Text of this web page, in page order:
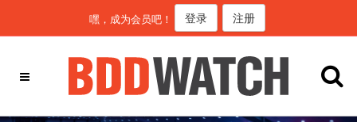
嘿，成为会员吧！ 登录 注册